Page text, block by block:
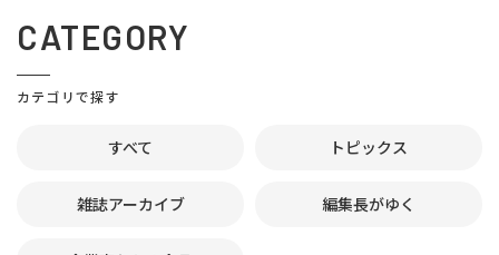
CATEGORY
カテゴリで探す
すべて トピックス
雑誌アーカイブ 編集長がゆく